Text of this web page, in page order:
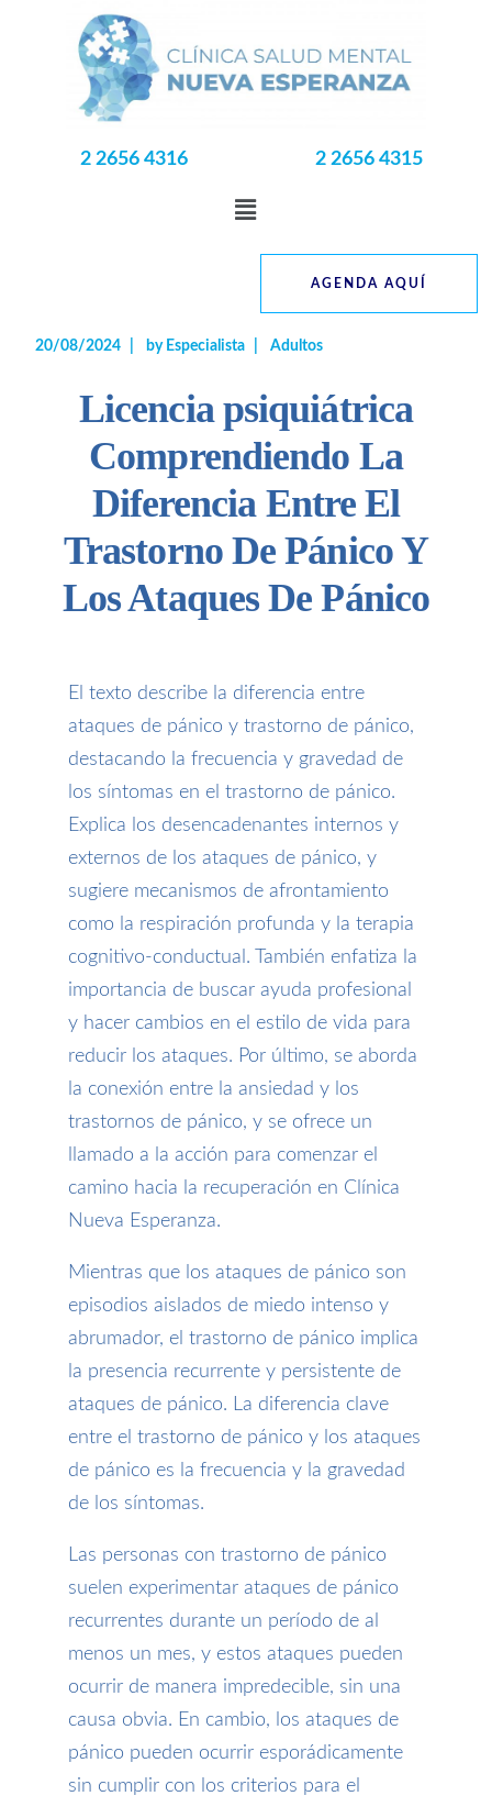
2 2656 4316 2 2656 4315
AGENDA AQUÍ
20/08/2024 by Especialista Adultos
Licencia psiquiátrica
Comprendiendo La
Diferencia Entre El
Trastorno De Pánico Y
Los Ataques De Pánico
El texto describe la diferencia entre
ataques de pánico y trastorno de pánico,
destacando la frecuencia y gravedad de
los síntomas en el trastorno de pánico.
Explica los desencadenantes internos y
externos de los ataques de pánico, y
sugiere mecanismos de afrontamiento
como la respiración profunda y la terapia
cognitivo-conductual. También enfatiza la
importancia de buscar ayuda profesional
y hacer cambios en el estilo de vida para
reducir los ataques. Por último, se aborda
la conexión entre la ansiedad y los
trastornos de pánico, y se ofrece un
llamado a la acción para comenzar el
camino hacia la recuperación en Clínica
Nueva Esperanza.
Mientras que los ataques de pánico son
episodios aislados de miedo intenso y
abrumador, el trastorno de pánico implica
la presencia recurrente y persistente de
ataques de pánico. La diferencia clave
entre el trastorno de pánico y los ataques
de pánico es la frecuencia y la gravedad
de los síntomas.
Las personas con trastorno de pánico
suelen experimentar ataques de pánico
recurrentes durante un período de al
menos un mes, y estos ataques pueden
ocurrir de manera impredecible, sin una
causa obvia. En cambio, los ataques de
pánico pueden ocurrir esporádicamente
sin cumplir con los criterios para el